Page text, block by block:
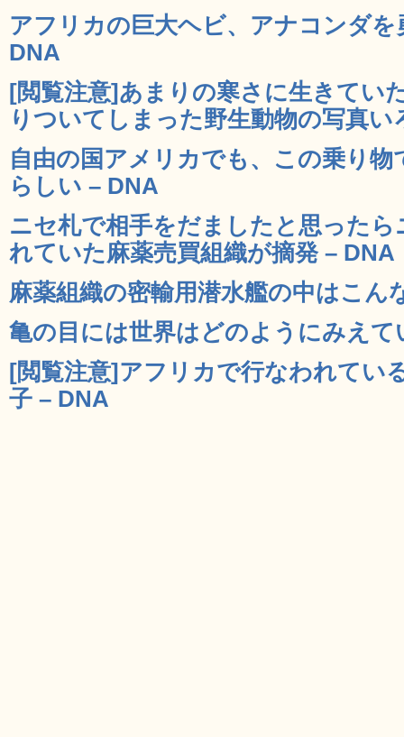
アフリカの巨大ヘビ、アナコンダを
DNA
[閲覧注意]あまりの寒さに生きてい
りついてしまった野生動物の写真い
自由の国アメリカでも、この乗り
らしい – DNA
ニセ札で相手をだましたと思った
れていた麻薬売買組織が摘発 – DNA
麻薬組織の密輸用潜水艦の中はこん
亀の目には世界はどのようにみえ
[閲覧注意]アフリカで行なわれてい
子 – DNA